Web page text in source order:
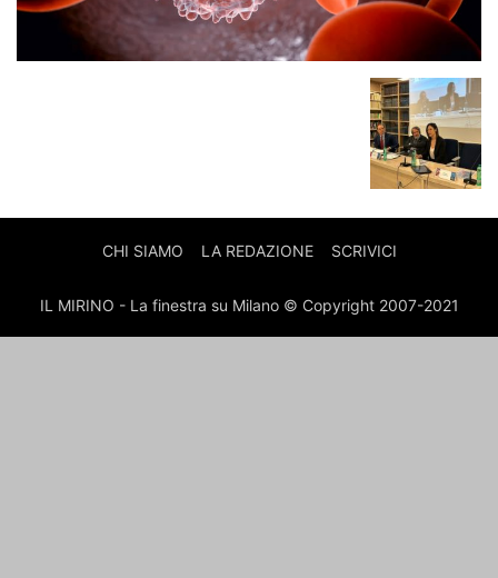
CHI SIAMO LA REDAZIONE SCRIVICI
IL MIRINO - La finestra su Milano © Copyright 2007-2021